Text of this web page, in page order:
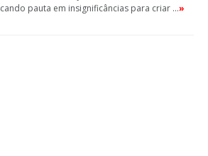
pauta em insignificâncias para criar …»